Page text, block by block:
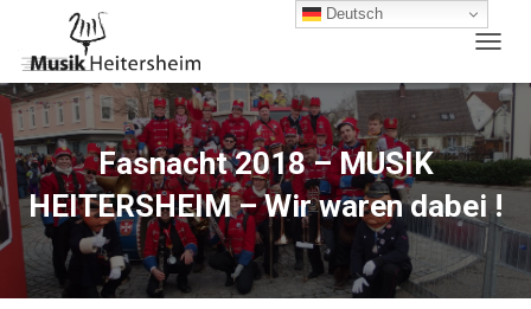
A
V
I
G
Fasnacht 2018 – MUSIK
HEITERSHEIM – Wir waren dabei !
Deutsch